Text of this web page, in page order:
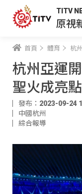
TITV
原視
首頁 體育 杭
杭州亞運
聖火成亮點
發布：2023-09-24
中國杭州
綜合報導